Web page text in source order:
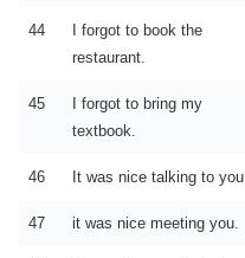
44
I forgot to book the
restaurant.
45
I forgot to bring my
textbook.
46 It was nice talking to you.
47 it was nice meeting you.